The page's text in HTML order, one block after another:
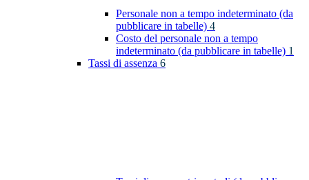
Personale non a tempo indeterminato (da
pubblicare in tabelle) 4
Costo del personale non a tempo
indeterminato (da pubblicare in tabelle) 1
Tassi di assenza 6